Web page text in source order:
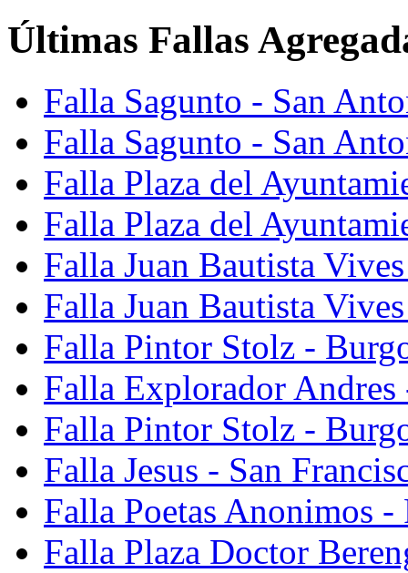
Últimas Fallas
Falla Sagunto - San
Falla Sagunto - San
Falla Plaza del
Falla Plaza del
Falla Juan Bautista
Falla Juan Bautista
Falla Pintor Stolz -
Falla Explorador Andres
Falla Pintor Stolz -
Falla Jesus - San
Falla Poetas Anonimos
Falla Plaza Doctor